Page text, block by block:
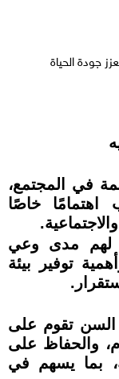
جودة الحياة
في المجتمع،
خاصًا
لهم مدى وعي
توفير بيئة
السن تقوم على
والحفاظ على
بما يسهم في